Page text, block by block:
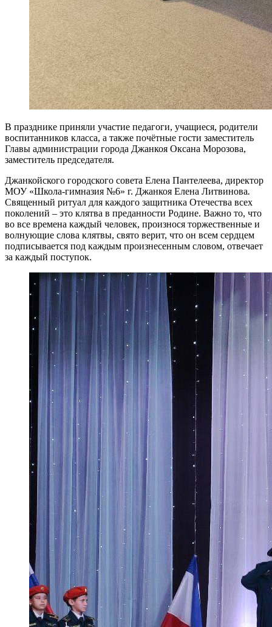
В празднике приняли участие педагоги, учащиеся, родители
воспитанников класса, а также почётные гости заместитель
Главы администрации города Джанкоя Оксана Морозова,
заместитель председателя.
Джанкойского городского совета Елена Пантелеева, директор
МОУ «Школа-гимназия №6» г. Джанкоя Елена Литвинова.
Священный ритуал для каждого защитника Отечества всех
поколений – это клятва в преданности Родине. Важно то, что
во все времена каждый человек, произнося торжественные и
волнующие слова клятвы, свято верит, что он всем сердцем
подписывается под каждым произнесенным словом, отвечает
за каждый поступок.